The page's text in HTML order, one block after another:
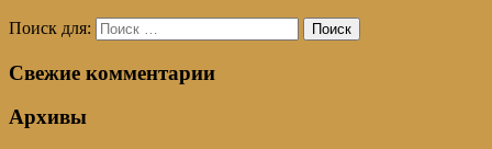
Поиск для: Поиск
Свежие комментарии
Архивы